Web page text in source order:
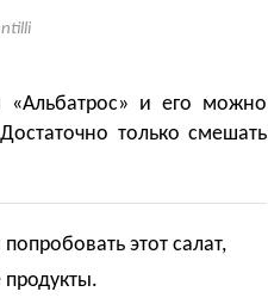
«Альбатрос» и его можно
только смешать
этот салат,